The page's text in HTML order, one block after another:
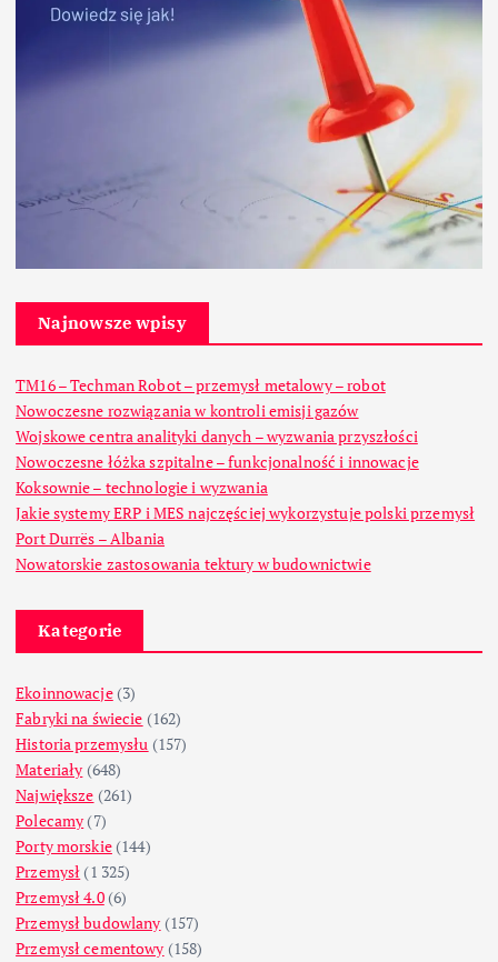
Najnowsze wpisy
TM16 – Techman Robot – przemysł metalowy – robot
Nowoczesne rozwiązania w kontroli emisji gazów
Wojskowe centra analityki danych – wyzwania przyszłości
Nowoczesne łóżka szpitalne – funkcjonalność i innowacje
Koksownie – technologie i wyzwania
Jakie systemy ERP i MES najczęściej wykorzystuje polski przemysł
Port Durrës – Albania
Nowatorskie zastosowania tektury w budownictwie
Kategorie
Ekoinnowacje(3)
Fabryki na świecie (162)
Historia przemysłu (157)
Materiały (648)
Największe (261)
Polecamy (7)
Porty morskie(144)
Przemysł (1 325)
Przemysł 4.0(6)
Przemysł budowlany (157)
Przemysł cementowy (158)